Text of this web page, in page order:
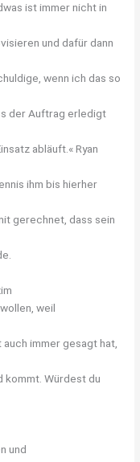
ist immer nicht in
und dafür dann
wenn ich das so
der Auftrag erledigt
abläuft.« Ryan
ihm bis hierher
gerechnet, dass sein
weil
immer gesagt hat,
kommt. Würdest du
und